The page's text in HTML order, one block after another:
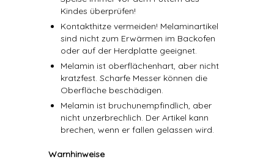
Kindes überprüfen!
Kontakthitze vermeiden! Melaminartikel
sind nicht zum Erwärmen im Backofen
oder auf der Herdplatte geeignet.
Melamin ist oberflächenhart, aber nicht
kratzfest. Scharfe Messer können die
Oberfläche beschädigen.
Melamin ist bruchunempfindlich, aber
nicht unzerbrechlich. Der Artikel kann
brechen, wenn er fallen gelassen wird.
Warnhinweise